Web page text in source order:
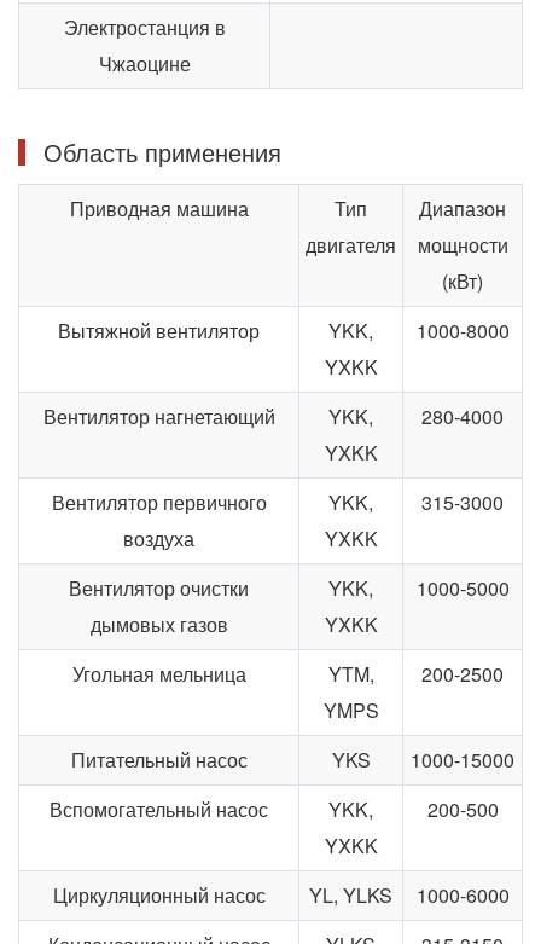
Электростанция в
Чжаоцине
Область применения
Приводная машина
Тип
двигателя
Диапазон
мощности
(кВт)
Вытяжной вентилятор
YKK,
YXKK
1000-8000
Вентилятор нагнетающий
YKK,
YXKK
280-4000
Вентилятор первичного
воздуха
YKK,
YXKK
315-3000
Вентилятор очистки
дымовых газов
YKK,
YXKK
1000-5000
Угольная мельница
YTM,
YMPS
200-2500
Питательный насос YKS
1000-15000
Вспомогательный насос
YKK,
YXKK
200-500
Циркуляционный насос YL, YLKS
1000-6000